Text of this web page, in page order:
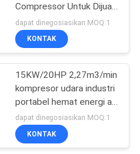
Udara
23
Compressor Untuk Dijual
2.85m3/min 0.8Mpa
dapat dinegosiasikan MOQ:1
KONTAK
15KW/20HP 2,27m3/min
kompresor udara industri
portabel hemat energi ac
1 fase 220V
dapat dinegosiasikan MOQ:1
KONTAK